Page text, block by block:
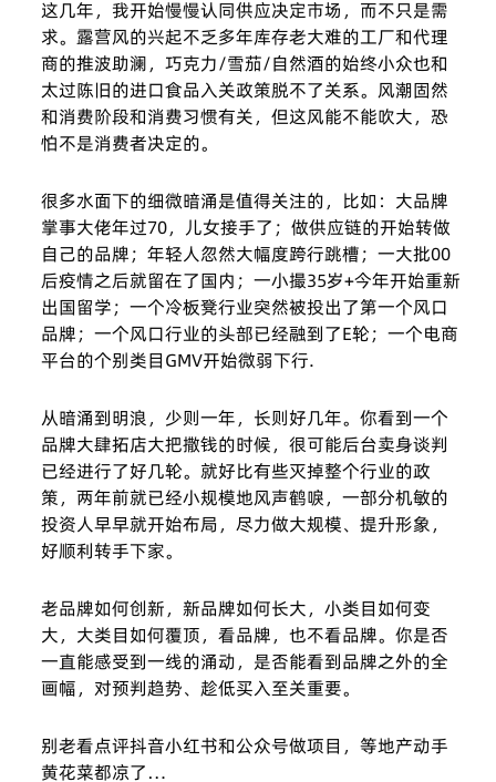
这几年，我开始慢慢认同供应决定市场，而不只是需
求。露营风的兴起不乏多年库存老大难的工厂和代理
商的推波助澜，巧克力/雪茄/自然酒的始终小众也和
太过陈旧的进口食品入关政策脱不了关系。风潮固然
和消费阶段和消费习惯有关，但这风能不能吹大，恐
怕不是消费者决定的。
很多水面下的细微暗涌是值得关注的，比如：大品牌
掌事大佬年过70，儿女接手了；做供应链的开始转做
自己的品牌；年轻人忽然大幅度跨行跳槽；一大批00
后疫情之后就留在了国内；一小撮35岁+今年开始重新
出国留学；一个冷板凳行业突然被投出了第一个风口
品牌；一个风口行业的头部已经融到了E轮；一个电商
平台的个别类目GMV开始微弱下行.
从暗涌到明浪，少则一年，长则好几年。你看到一个
品牌大肆拓店大把撒钱的时候，很可能后台卖身谈判
已经进行了好几轮。就好比有些灭掉整个行业的政
策，两年前就已经小规模地风声鹤唳，一部分机敏的
投资人早早就开始布局，尽力做大规模、提升形象，
好顺利转手下家。
老品牌如何创新，新品牌如何长大，小类目如何变
大，大类目如何覆顶，看品牌，也不看品牌。你是否
一直能感受到一线的涌动，是否能看到品牌之外的全
画幅，对预判趋势、趁低买入至关重要。
别老看点评抖音小红书和公众号做项目，等地产动手
黄花菜都凉了…